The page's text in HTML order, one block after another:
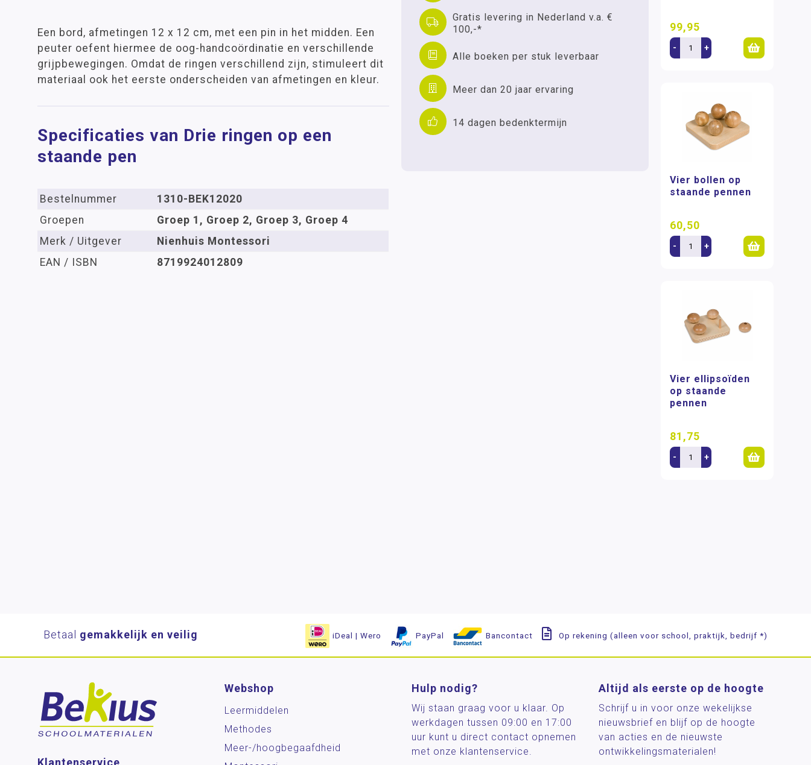
Gratis levering in Nederland v.a. €
100,-*
Alle boeken per stuk leverbaar
Meer dan 20 jaar ervaring
14 dagen bedenktermijn
Een bord, afmetingen 12 x 12 cm, met een pin in het midden. Een
peuter oefent hiermee de oog-handcoördinatie en verschillende
grijpbewegingen. Omdat de ringen verschillend zijn, stimuleert dit
materiaal ook het eerste onderscheiden van afmetingen en kleur.
Specificaties van Drie ringen op een
staande pen
Bestelnummer
1310-BEK12020
Groepen
Groep 1, Groep 2, Groep 3, Groep 4
Merk / Uitgever
Nienhuis Montessori
EAN / ISBN
8719924012809
99,95
- +
Vier bollen op
staande pennen
60,50
- +
Vier ellipsoïden
op staande
pennen
81,75
- +
Betaal gemakkelijk en veilig iDeal | Wero PayPal Bancontact Op rekening (alleen voor school, praktijk, bedrijf *)
Klantenservice
Webshop
Leermiddelen
Methodes
Meer-/hoog­begaafdheid
Hulp nodig?
Wij staan graag voor u klaar. Op
werkdagen tussen 09:00 en 17:00
uur kunt u direct contact opnemen
met onze klantenservice.
Altijd als eerste op de hoogte
Schrijf u in voor onze wekelijkse
nieuwsbrief en blijf op de hoogte
van acties en de nieuwste
ontwikkelingsmaterialen!